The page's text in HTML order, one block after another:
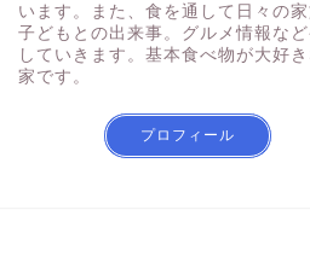
います。また、食を通して日々の家
子どもとの出来事。グルメ情報な
していきます。基本食べ物が大好
家です。
プロフィール